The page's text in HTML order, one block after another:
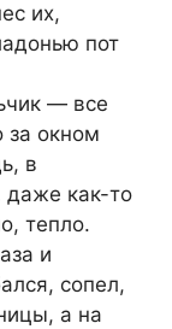
их,
пот
— все
за окном
в
даже как-то
тепло.
и
сопел,
а на